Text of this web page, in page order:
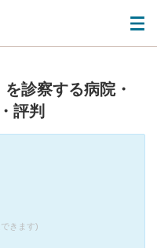
診察する病院・
評判
きます)